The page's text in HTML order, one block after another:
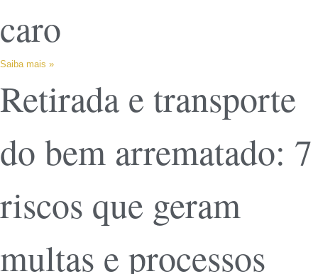
caro
Saiba mais »
Retirada e transporte
do bem arrematado: 7
riscos que geram
multas e processos